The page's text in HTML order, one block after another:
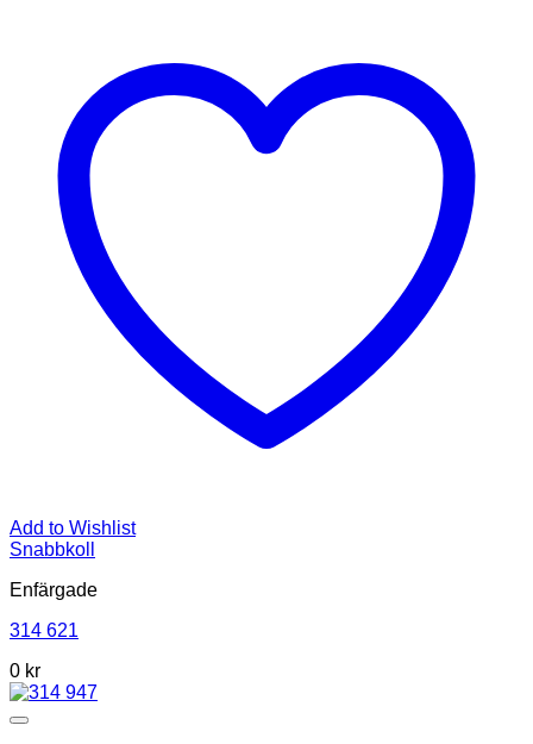
Add to Wishlist
Snabbkoll
Enfärgade
314 621
0 kr